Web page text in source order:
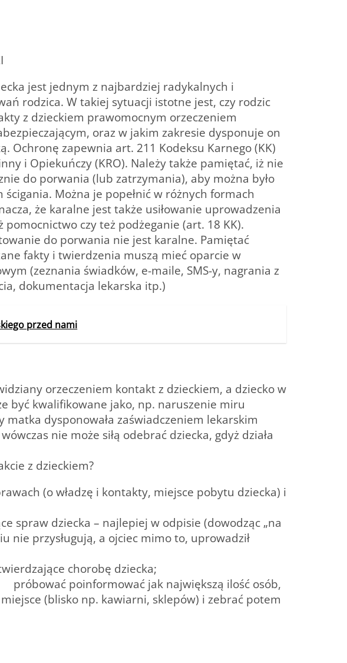
jest jednym z najbardziej radykalnych i
rodzica. W takiej sytuacji istotne jest, czy rodzic
z dzieckiem prawomocnym orzeczeniem
oraz w jakim zakresie dysponuje on
Ochronę zapewnia art. 211 Kodeksu Karnego (KK)
i Opiekuńczy (KRO). Należy także pamiętać, iż nie
do porwania (lub zatrzymania), aby można było
ścigania. Można je popełnić w różnych formach
że karalne jest także usiłowanie uprowadzenia
pomocnictwo czy też podżeganie (art. 18 KK).
do porwania nie jest karalne. Pamiętać
fakty i twierdzenia muszą mieć oparcie w
(zeznania świadków, e-maile, SMS-y, nagrania z
dokumentacja lekarska itp.)
przed nami
orzeczeniem kontakt z dzieckiem, a dziecko w
być kwalifikowane jako, np. naruszenie miru
dysponowała zaświadczeniem lekarskim
nie może siłą odebrać dziecka, gdyż działa
z dzieckiem?
(o władzę i kontakty, miejsce pobytu dziecka) i
spraw dziecka – najlepiej w odpisie (dowodząc „na
nie przysługują, a ojciec mimo to, uprowadził
chorobę dziecka;
poinformować jak największą ilość osób,
(blisko np. kawiarni, sklepów) i zebrać potem